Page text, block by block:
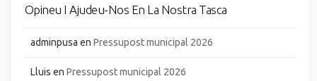
Opineu I Ajudeu-Nos En La Nostra Tasca
adminpusa en Pressupost municipal 2026
Lluis en Pressupost municipal 2026